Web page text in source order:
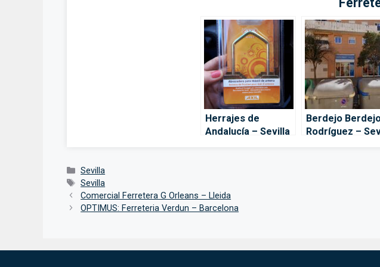
Herrajes de
Andalucía – Sevilla
Berdejo
Rodríguez –
Categorías
Sevilla
Etiquetas
Sevilla
Comercial Ferretera G Orleans – Lleida
OPTIMUS: Ferreteria Verdun – Barcelona